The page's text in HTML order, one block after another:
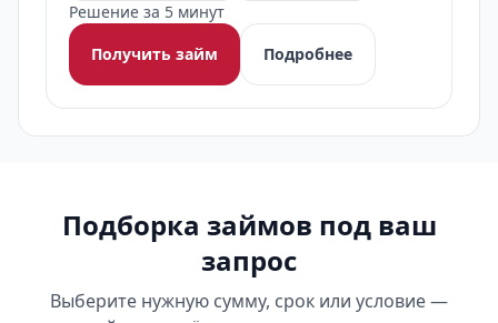
Решение за 5 минут
Получить займ
Подробнее
Подборка займов под ваш
запрос
Выберите нужную сумму, срок или условие —